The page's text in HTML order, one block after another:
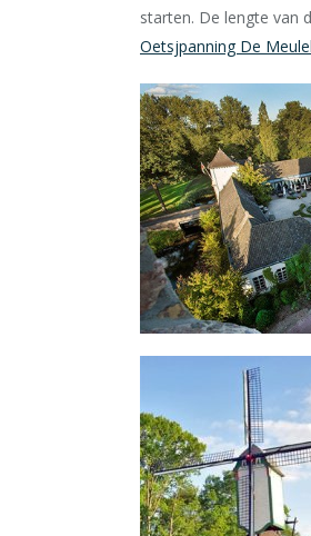
starten. De lengte van
Oetsjpanning De